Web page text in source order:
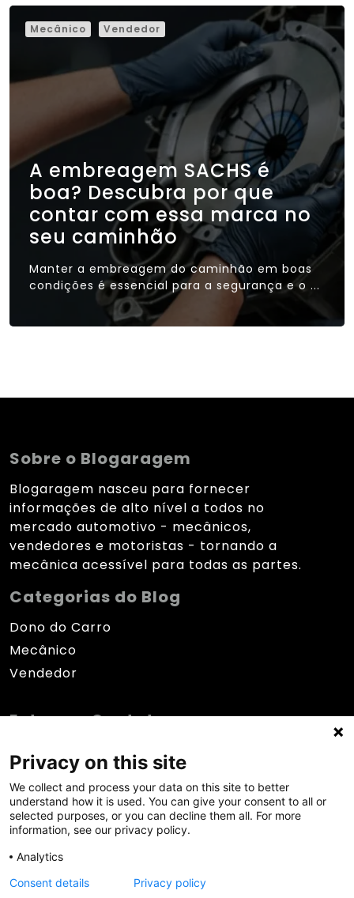
Mecânico Vendedor
A embreagem SACHS é
boa? Descubra por que
contar com essa marca no
seu caminhão
Manter a embreagem do caminhão em boas
condições é essencial para a segurança e o ...
Sobre o Blogaragem
Blogaragem nasceu para fornecer
informações de alto nível a todos no
mercado automotivo - mecânicos,
vendedores e motoristas - tornando a
mecânica acessível para todas as partes.
Categorias do Blog
Dono do Carro
Mecânico
Vendedor
Entre em Contato
contato@blogaragem.com.br
Políticas de Privacidade
Acesse nossas políticas
Privacy on this site
We collect and process your data on this site to better
understand how it is used. You can give your consent to all or
selected purposes, or you can decline them all. For more
information, see our privacy policy.
Analytics
Consent details
Privacy policy